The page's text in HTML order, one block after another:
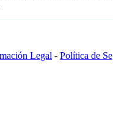
Legal - Política de